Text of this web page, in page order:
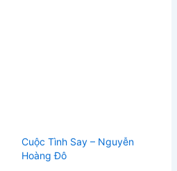
Cuộc Tình Say – Nguyễn
Hoàng Đô